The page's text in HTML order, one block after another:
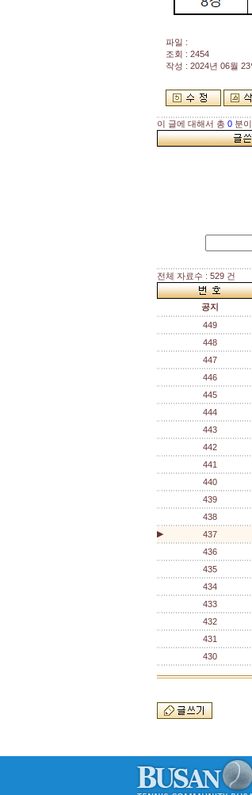
파일 :
조회 : 2454
작성 : 2024년 06월 23
이 글에 대해서 총 0 분
전체 자료수 : 529 건
공지
449
448
447
446
445
444
443
442
441
440
439
438
▶
437
436
435
434
433
432
431
430